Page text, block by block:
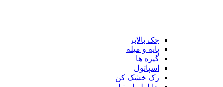
جک بالابر
پایه و میله
گیره ها
اسپاتول
رک خشک کن